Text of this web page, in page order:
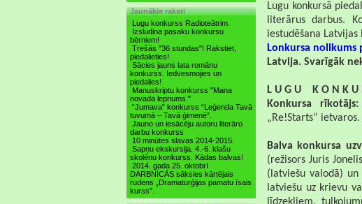
Jaunākie raksti
Lugu konkurss Radioteātrim.
Izsludina pasaku konkursu
bērniem!
Trešās "36 stundas"! Rakstiet,
piedalieties!
Sācies jauns lata romānu
konkurss. Iedvesmojies un
piedalies!
Manuskriptu konkurss "Mana
novada lepnums."
“Jumava” konkurss “Leģenda Tavā
tuvumā – Tavā ģimenē”.
Jauno un iesācēju autoru literāro
darbu konkurss
10 minūtes slavas 2014-2015.
Sapņu ekskursija. 4.-6. klašu
skolēnu konkurss. Kādas balvas!
2014. gada 25. oktobrī
DARBNĪCĀS sāksies kārtējais
rudens „Dramaturģijas pamatu īsais
kurss”.
Lugu konkursā
literārus darbus.
iestudēšana
Lonkursa nolikums
Latvija. Svarīgāk
L U G U
K O N K U
Konkursa rīkotājs:
„Re!Starts” ietvaros.
Balva konkursa
(režisors Juris
(latviešu valodā)
latviešu uz krievu